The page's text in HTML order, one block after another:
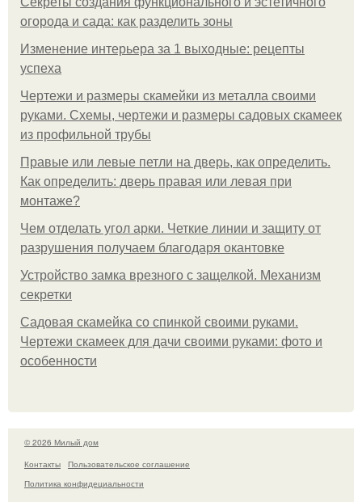
огорода и сада: как разделить зоны
Изменение интерьера за 1 выходные: рецепты
успеха
Чертежи и размеры скамейки из металла своими
руками. Схемы, чертежи и размеры садовых скамеек
из профильной трубы
Правые или левые петли на дверь, как определить.
Как определить: дверь правая или левая при
монтаже?
Чем отделать угол арки. Четкие линии и защиту от
разрушения получаем благодаря окантовке
Устройство замка врезного с защелкой. Механизм
секретки
Садовая скамейка со спинкой своими руками.
Чертежи скамеек для дачи своими руками: фото и
особенности
© 2026 Милый дом
Контакты
Пользовательское соглашение
Политика конфидециальности